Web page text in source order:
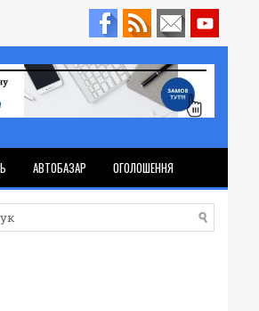
АВТОБАЗАР ОГОЛОШЕННЯ